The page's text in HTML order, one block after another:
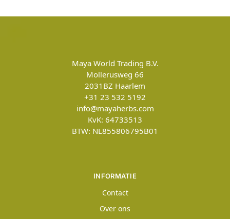
Maya World Trading B.V.
Mollerusweg 66
2031BZ Haarlem
+31 23 532 5192
info@mayaherbs.com
KvK: 64733513
BTW: NL855806795B01
INFORMATIE
Contact
Over ons